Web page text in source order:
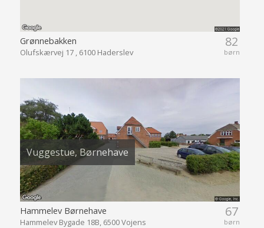
82
børn
Grønnebakken
Olufskærvej 17 , 6100 Haderslev
Vuggestue, Børnehave
67
børn
Hammelev Børnehave
Hammelev Bygade 18B, 6500 Vojens